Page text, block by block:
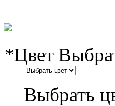
*Цвет
Выбрать